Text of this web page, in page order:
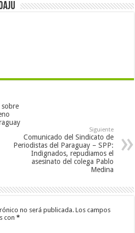
sobre
Siguiente
Comunicado del Sindicato de
Periodistas del Paraguay – SPP:
Indignados, repudiamos el
asesinato del colega Pablo
Medina
no será publicada. Los campos
con*